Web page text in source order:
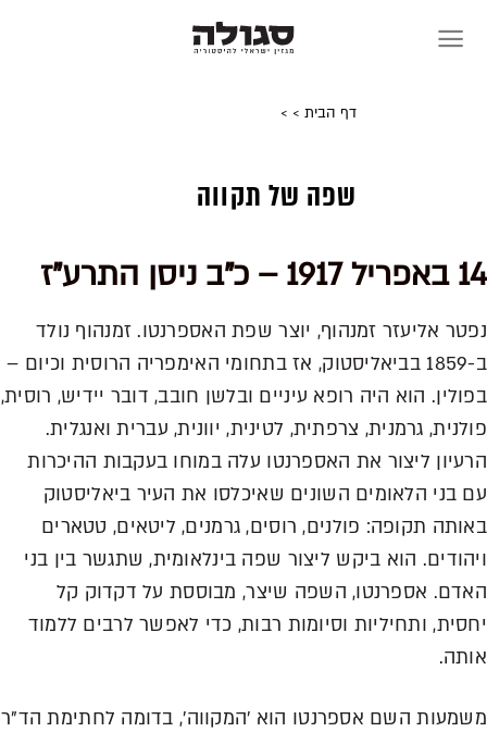
דף הבית >
>
שפה של תקווה
14 באפריל 1917 – כ"ב ניסן התרע"ז
נפטר אליעזר זמנהוף, יוצר שפת האספרנטו. זמנהוף נולד
ב-1859 בביאליסטוק, אז בתחומי האימפריה הרוסית וכיום –
בפולין. הוא היה רופא עיניים ובלשן חובב, דובר יידיש, רוסית,
פולנית, גרמנית, צרפתית, לטינית, יוונית, עברית ואנגלית.
הרעיון ליצור את האספרנטו עלה במוחו בעקבות ההיכרות
עם בני הלאומים השונים שאיכלסו את העיר ביאליסטוק
באותה תקופה: פולנים, רוסים, גרמנים, ליטאים, טטארים
ויהודים. הוא ביקש ליצור שפה בינלאומית, שתגשר בין בני
האדם. אספרנטו, השפה שיצר, מבוססת על דקדוק קל
יחסית, ותחיליות וסיומות רבות, כדי לאפשר לרבים ללמוד
אותה.
משמעות השם אספרנטו הוא 'המקווה', בדומה לחתימת הד"ר